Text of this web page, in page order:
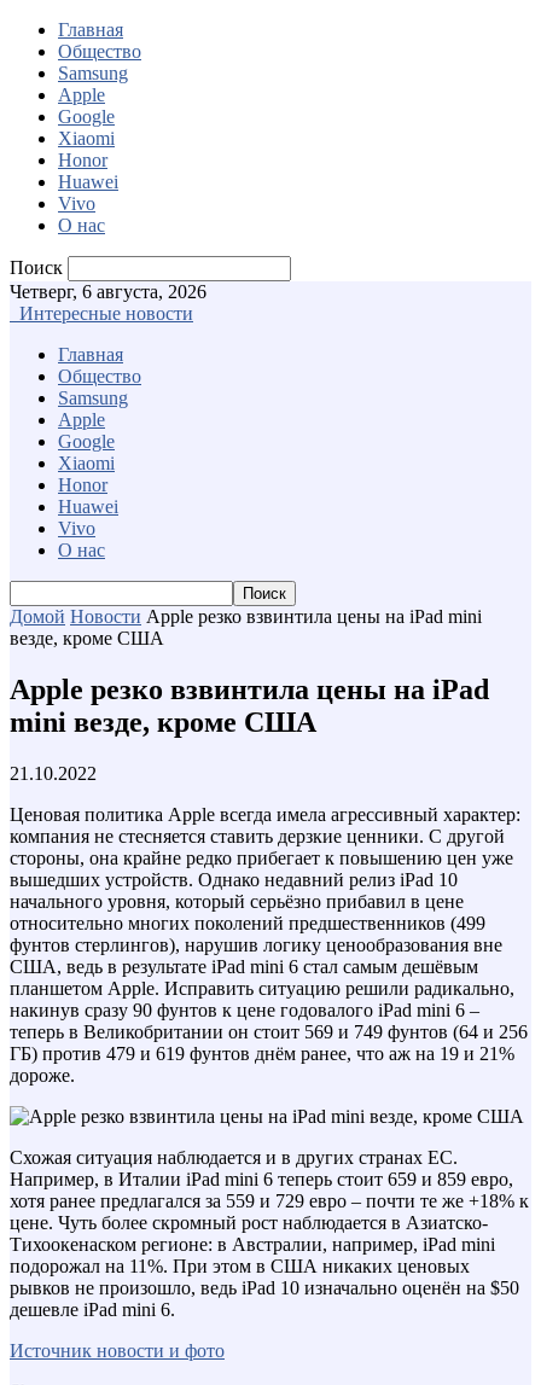
Главная
Общество
Samsung
Apple
Google
Xiaomi
Honor
Huawei
Vivo
О нас
Поиск
Четверг, 6 августа, 2026
Интересные новости
Главная
Общество
Samsung
Apple
Google
Xiaomi
Honor
Huawei
Vivo
О нас
Домой Новости Apple резко взвинтила цены на iPad mini
везде, кроме США
Apple резко взвинтила цены на iPad
mini везде, кроме США
21.10.2022
Ценовая политика Apple всегда имела агрессивный характер:
компания не стесняется ставить дерзкие ценники. С другой
стороны, она крайне редко прибегает к повышению цен уже
вышедших устройств. Однако недавний релиз iPad 10
начального уровня, который серьёзно прибавил в цене
относительно многих поколений предшественников (499
фунтов стерлингов), нарушив логику ценообразования вне
США, ведь в результате iPad mini 6 стал самым дешёвым
планшетом Apple. Исправить ситуацию решили радикально,
накинув сразу 90 фунтов к цене годовалого iPad mini 6 –
теперь в Великобритании он стоит 569 и 749 фунтов (64 и 256
ГБ) против 479 и 619 фунтов днём ранее, что аж на 19 и 21%
дороже.
Схожая ситуация наблюдается и в других странах ЕС.
Например, в Италии iPad mini 6 теперь стоит 659 и 859 евро,
хотя ранее предлагался за 559 и 729 евро – почти те же +18% к
цене. Чуть более скромный рост наблюдается в Азиатско-
Тихоокенаском регионе: в Австралии, например, iPad mini
подорожал на 11%. При этом в США никаких ценовых
рывков не произошло, ведь iPad 10 изначально оценён на $50
дешевле iPad mini 6.
Источник новости и фото